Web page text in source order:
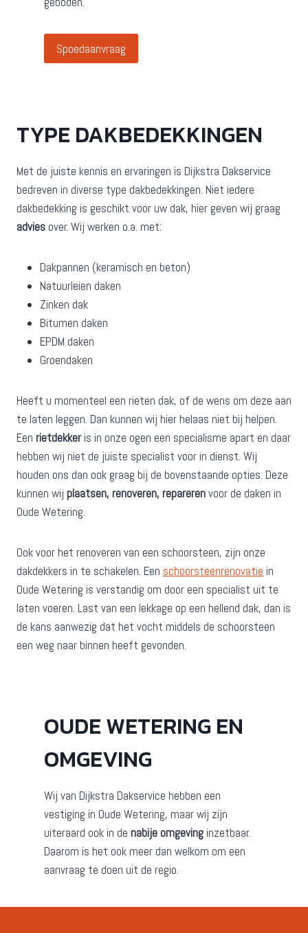
Spoedaanvraag
TYPE DAKBEDEKKINGEN
Met de juiste kennis en ervaringen is Dijkstra Dakservice
bedreven in diverse type dakbedekkingen. Niet iedere
dakbedekking is geschikt voor uw dak, hier geven wij graag
advies over. Wij werken o.a. met:
Dakpannen (keramisch en beton)
Natuurleien daken
Zinken dak
Bitumen daken
EPDM daken
Groendaken
Heeft u momenteel een rieten dak, of de wens om deze aan
te laten leggen. Dan kunnen wij hier helaas niet bij helpen.
Een rietdekker is in onze ogen een specialisme apart en daar
hebben wij niet de juiste specialist voor in dienst. Wij
houden ons dan ook graag bij de bovenstaande opties. Deze
kunnen wij plaatsen, renoveren, reparerenvoor de daken in
Oude Wetering.
Ook voor het renoveren van een schoorsteen, zijn onze
dakdekkers in te schakelen. Een schoorsteenrenovatie in
Oude Wetering is verstandig om door een specialist uit te
laten voeren. Last van een lekkage op een hellend dak, dan is
de kans aanwezig dat het vocht middels de schoorsteen
een weg naar binnen heeft gevonden.
OUDE WETERING EN
OMGEVING
Wij van Dijkstra Dakservice hebben een
vestiging in Oude Wetering, maar wij zijn
uiteraard ook in de nabije omgeving inzetbaar.
Daarom is het ook meer dan welkom om een
aanvraag te doen uit de regio.